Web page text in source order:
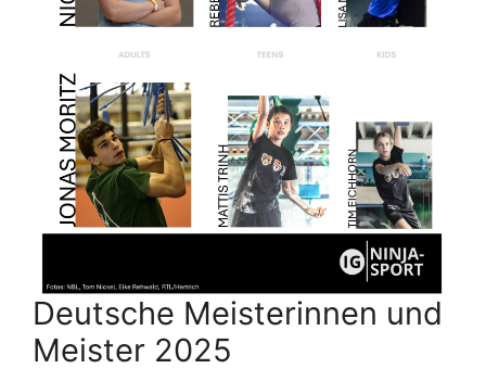
Deutsche Meisterinnen und
Meister 2025